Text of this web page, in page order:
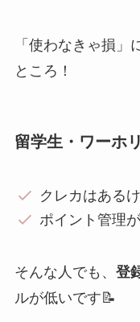
「使わなきゃ損
ところ！
留学生・ワーホ
クレカはある
ポイント管理
そんな人でも、 登
ルが低いです📝